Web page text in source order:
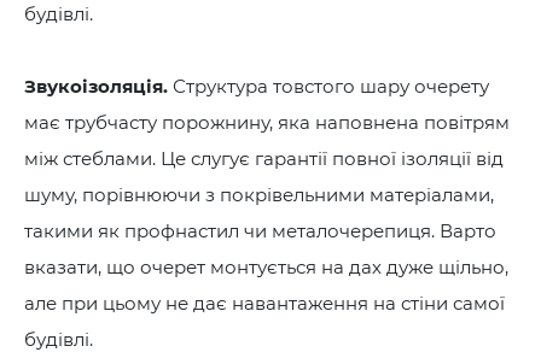
будівлі.
Звукоізоляція. Структура товстого шару очерету
має трубчасту порожнину, яка наповнена повітрям
між стеблами. Це слугує гарантії повної ізоляції від
шуму, порівнюючи з покрівельними матеріалами,
такими як профнастил чи металочерепиця. Варто
вказати, що очерет монтується на дах дуже щільно,
але при цьому не дає навантаження на стіни самої
будівлі.